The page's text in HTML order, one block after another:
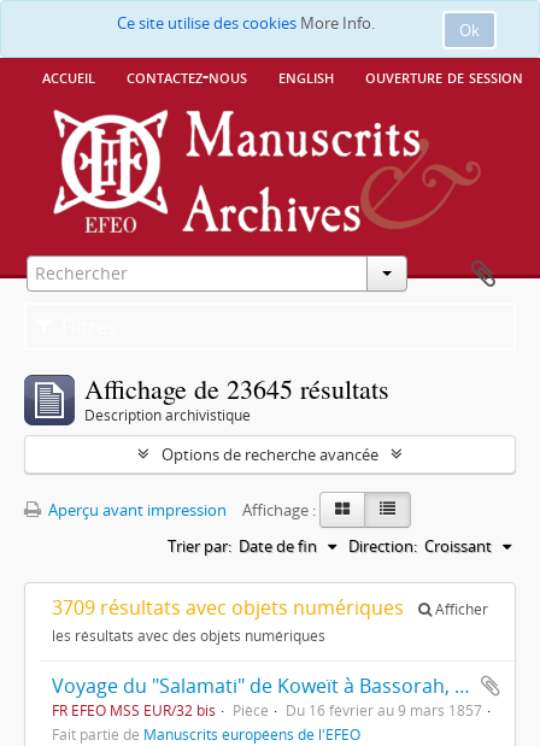
Ok
Ce site utilise des cookies More Info.
accueil contactez-nous english ouverture de session
Affichage de 23645 résultats
Description archivistique
Options de recherche avancée
Aperçu avant impression
Affichage :
Trier par: Date de fin Direction: Croissant
3709 résultats avec objets numériques
Afficher
les résultats avec des objets numériques
Voyage du "Salamati" de Koweït à Bassorah, puis retour à Koweït, par Gustave Dumoutier D’Esménard, commissaire de la marine impériale
FR EFEO MSS EUR/32 bis Pièce
Du 16 février au 9 mars 1857
Fait partie de Manuscrits européens de l'EFEO